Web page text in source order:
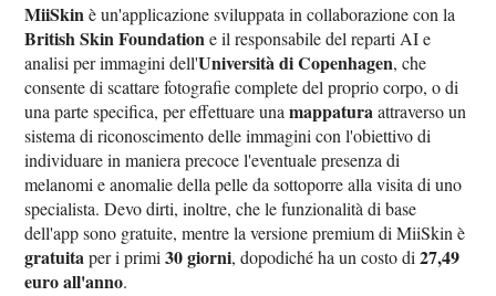
MiiSkinè un'applicazione sviluppata in collaborazione con la
British Skin Foundatione il responsabile del reparti AI e
analisi per immagini dell'Università di Copenhagen, che
consente di scattare fotografie complete del proprio corpo, o di
una parte specifica, per effettuare unamappaturaattraverso un
sistema di riconoscimento delle immagini con l'obiettivo di
individuare in maniera precoce l'eventuale presenza di
melanomi e anomalie della pelle da sottoporre alla visita di uno
specialista. Devo dirti, inoltre, che le funzionalità di base
dell'app sono gratuite, mentre la versione premium di MiiSkin è
gratuitaper i primi30 giorni, dopodiché ha un costo di27,49
euro all'anno.